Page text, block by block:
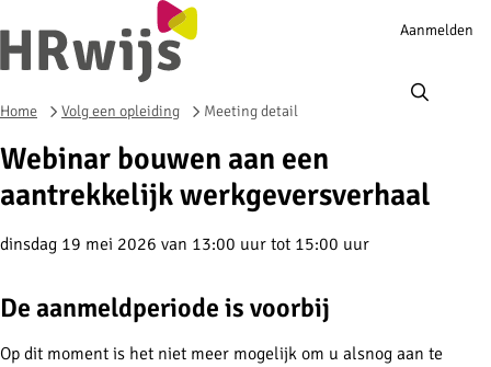
Account
Aanmelden
Home Volg een opleiding Meeting detail
Webinar bouwen aan een
aantrekkelijk werkgeversverhaal
dinsdag 19 mei 2026 van 13:00 uur tot 15:00 uur
De aanmeldperiode is voorbij
Op dit moment is het niet meer mogelijk om u alsnog aan te